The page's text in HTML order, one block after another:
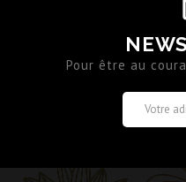
Pour être au